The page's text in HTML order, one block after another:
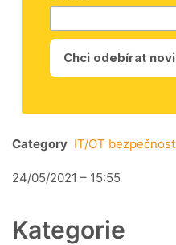
Category IT/OT bezpečnost
24/05/2021 – 15:55
Kategorie